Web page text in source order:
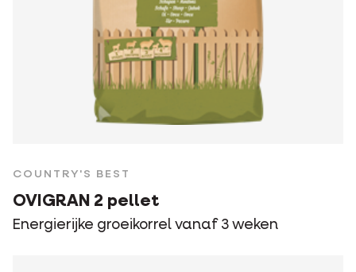
COUNTRY'S BEST
OVIGRAN 2 pellet
Energierijke groeikorrel vanaf 3 weken